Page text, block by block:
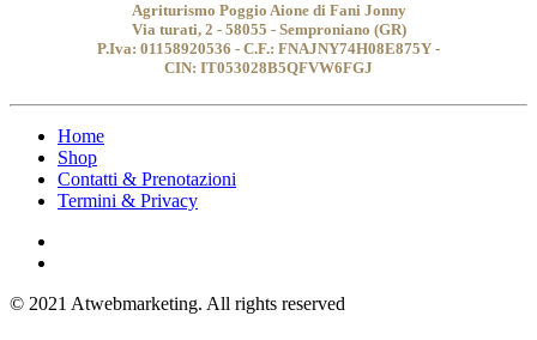
Agriturismo Poggio Aione di Fani Jonny
Via turati, 2 - 58055 - Semproniano (GR)
P.Iva: 01158920536 - C.F.: FNAJNY74H08E875Y -
CIN: IT053028B5QFVW6FGJ
Home
Shop
Contatti & Prenotazioni
Termini & Privacy
© 2021 Atwebmarketing. All rights reserved